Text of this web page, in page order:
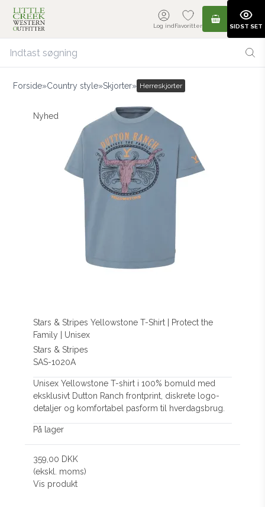
Log indFavoritter
Forside»Country style»Skjorter» Herreskjorter
Nyhed
Stars & Stripes Yellowstone T-Shirt | Protect the
Family | Unisex
Stars & Stripes
SAS-1020A
Unisex Yellowstone T-shirt i 100% bomuld med
eksklusivt Dutton Ranch frontprint, diskrete logo-
detaljer og komfortabel pasform til hverdagsbrug.
På lager
359,00 DKK
(ekskl. moms)
Vis produkt
SIDST SET